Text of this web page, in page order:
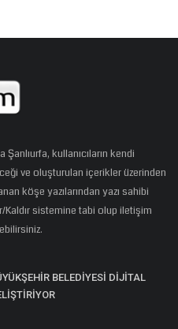
kullanıcıların kendi
ve oluşturulan içerikler üzerinden
köşe yazılarından yazı sahibi
sistemine tabi olup iletişim
BELEDİYESİ DİJİTAL